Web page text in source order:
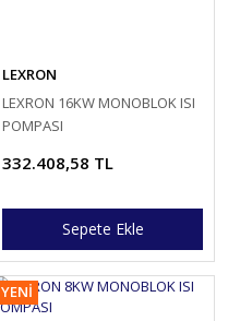
LEXRON
LEXRON 16KW MONOBLOK ISI
POMPASI
332.408,58 TL
Sepete Ekle
YENİ